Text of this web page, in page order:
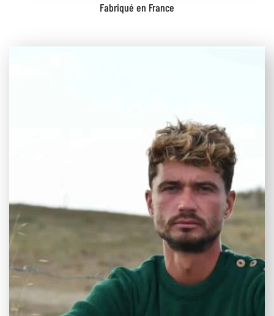
Fabriqué en France